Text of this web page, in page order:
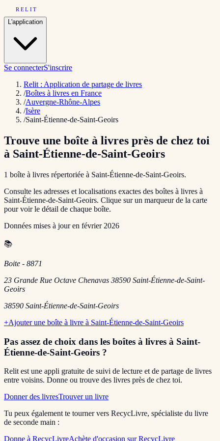
RELIT
L'application
Se connecterS'inscrire
Relit : Application de partage de livres
/Boîtes à livres en France
/Auvergne-Rhône-Alpes
/Isère
/Saint-Étienne-de-Saint-Geoirs
Trouve une boîte à livres près de chez toi
à Saint-Étienne-de-Saint-Geoirs
1 boîte à livres répertoriée à Saint-Étienne-de-Saint-Geoirs.
Consulte les adresses et localisations exactes des boîtes à livres à
Saint-Étienne-de-Saint-Geoirs. Clique sur un marqueur de la carte
pour voir le détail de chaque boîte.
Données mises à jour en février 2026
📚
Boite - 8871
23 Grande Rue Octave Chenavas 38590 Saint-Étienne-de-Saint-
Geoirs
38590 Saint-Étienne-de-Saint-Geoirs
+Ajouter une boîte à livre à Saint-Étienne-de-Saint-Geoirs
Pas assez de choix dans les boîtes à livres à Saint-
Étienne-de-Saint-Geoirs ?
Relit est une appli gratuite de suivi de lecture et de partage de livres
entre voisins. Donne ou trouve des livres près de chez toi.
Donner des livresTrouver un livre
Tu peux également te tourner vers RecycLivre, spécialiste du livre
de seconde main :
Donne à RecycLivreAchète d'occasion sur RecycLivre